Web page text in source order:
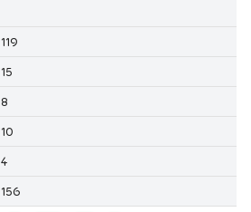
119
15
8
10
4
156